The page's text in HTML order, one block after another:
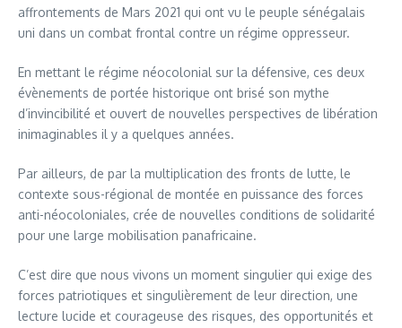
affrontements de Mars 2021 qui ont vu le peuple sénégalais
uni dans un combat frontal contre un régime oppresseur.
En mettant le régime néocolonial sur la défensive, ces deux
évènements de portée historique ont brisé son mythe
d’invincibilité et ouvert de nouvelles perspectives de libération
inimaginables il y a quelques années.
Par ailleurs, de par la multiplication des fronts de lutte, le
contexte sous-régional de montée en puissance des forces
anti-néocoloniales, crée de nouvelles conditions de solidarité
pour une large mobilisation panafricaine.
C’est dire que nous vivons un moment singulier qui exige des
forces patriotiques et singulièrement de leur direction, une
lecture lucide et courageuse des risques, des opportunités et